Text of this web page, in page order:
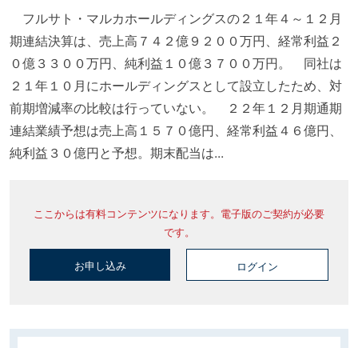
フルサト・マルカホールディングスの２１年４～１２月
期連結決算は、売上高７４２億９２００万円、経常利益２
０億３３００万円、純利益１０億３７００万円。 同社は
２１年１０月にホールディングスとして設立したため、対
前期増減率の比較は行っていない。 ２２年１２月期通期
連結業績予想は売上高１５７０億円、経常利益４６億円、
純利益３０億円と予想。期末配当は...
ここからは有料コンテンツになります。電子版のご契約が必要
です。
お申し込み ログイン